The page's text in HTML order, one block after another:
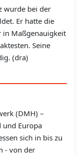
wurde bei der
Er hatte die
Maßgenauigkeit
Seine
(dra)
(DMH) –
und Europa
sich in bis zu
- von der